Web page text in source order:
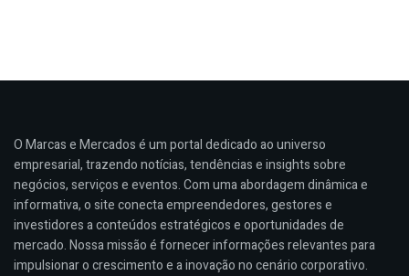
O Marcas e Mercados é um portal dedicado ao universo
empresarial, trazendo notícias, tendências e insights sobre
negócios, serviços e eventos. Com uma abordagem dinâmica e
informativa, o site conecta empreendedores, gestores e
investidores a conteúdos estratégicos e oportunidades de
mercado. Nossa missão é fornecer informações relevantes para
impulsionar o crescimento e a inovação no cenário corporativo.